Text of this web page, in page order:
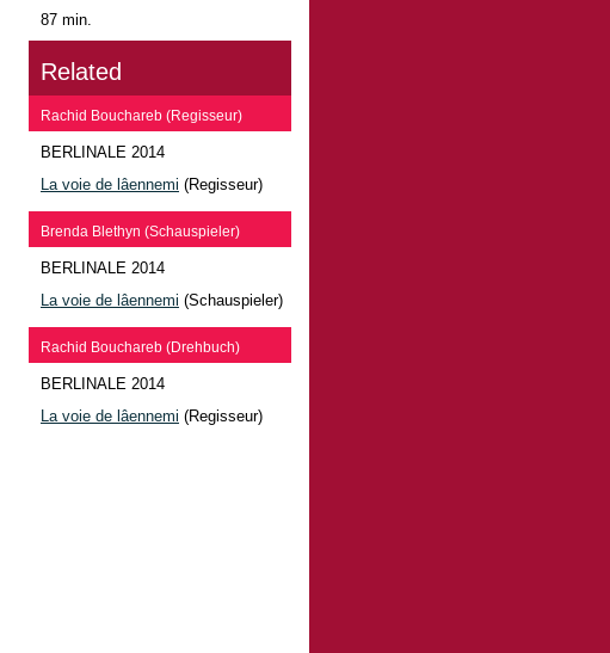
87 min.
Related
Rachid Bouchareb (Regisseur)
BERLINALE 2014
La voie de lâennemi (Regisseur)
Brenda Blethyn (Schauspieler)
BERLINALE 2014
La voie de lâennemi (Schauspieler)
Rachid Bouchareb (Drehbuch)
BERLINALE 2014
La voie de lâennemi (Regisseur)